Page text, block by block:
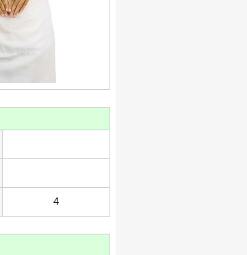
4